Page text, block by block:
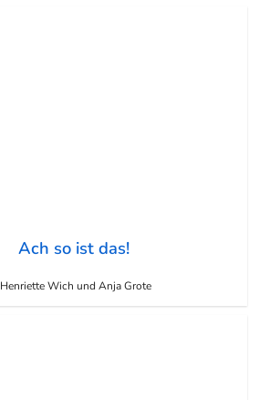
Ach so ist das!
Henriette Wich und Anja Grote